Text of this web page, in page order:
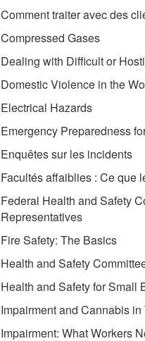
Comment traiter avec des
Compressed Gases
Dealing with Difficult or
Domestic Violence in the
Electrical Hazards
Emergency Preparedness
Enquêtes sur les incidents
Facultés affaiblies : Ce que
Federal Health and Safety
Representatives
Fire Safety: The Basics
Health and Safety
Health and Safety for Small
Impairment and Cannabis
Impairment: What Workers